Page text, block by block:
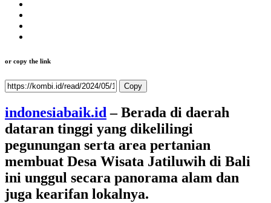
or copy the link
Copy
indonesiabaik.id – Berada di daerah
dataran tinggi yang dikelilingi
pegunungan serta area pertanian
membuat Desa Wisata Jatiluwih di Bali
ini unggul secara panorama alam dan
juga kearifan lokalnya.